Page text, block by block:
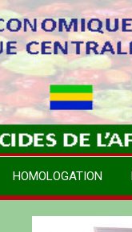
HOMOLOGATION